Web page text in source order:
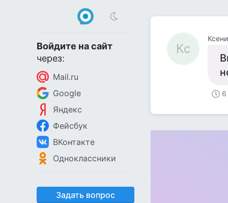
Войдите на сайт
через:
Mail.ru
Google
Яндекс
Фейсбук
ВКонтакте
Одноклассники
Задать вопрос
Кс
6